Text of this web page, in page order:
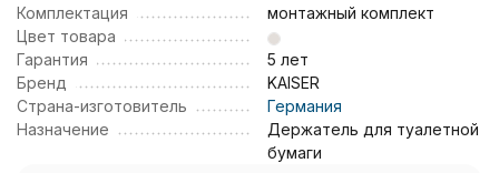
Комплектация
монтажный комплект
Цвет товара
Гарантия
5 лет
Бренд
KAISER
Страна-изготовитель
Германия
Назначение
Держатель для туалетной
бумаги